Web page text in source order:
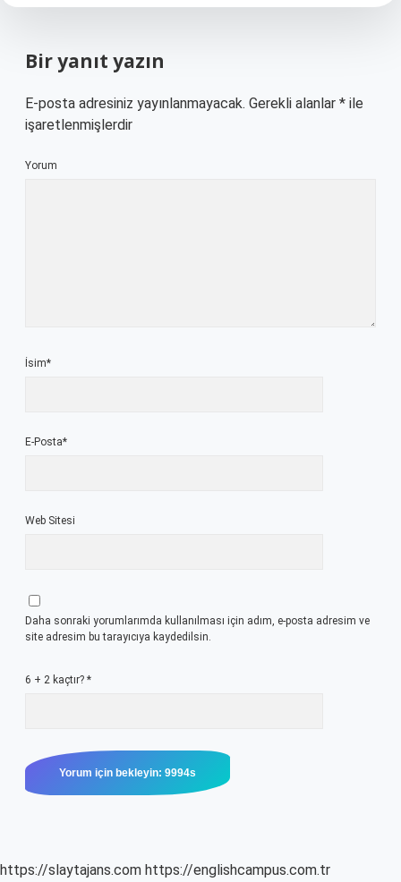
Bir yanıt yazın
E-posta adresiniz yayınlanmayacak. Gerekli alanlar * ile
işaretlenmişlerdir
Yorum
İsim*
E-Posta*
Web Sitesi
Daha sonraki yorumlarımda kullanılması için adım, e-posta adresim ve
site adresim bu tarayıcıya kaydedilsin.
6 + 2 kaçtır? *
https://slaytajans.com https://englishcampus.com.tr